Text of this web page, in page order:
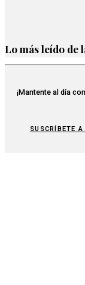
Lo más leído de
¡Mantente al día
SUSCRÍBETE